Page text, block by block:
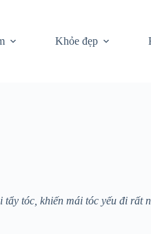
Khỏe đẹp
tóc, khiến mái tóc yếu đi rất